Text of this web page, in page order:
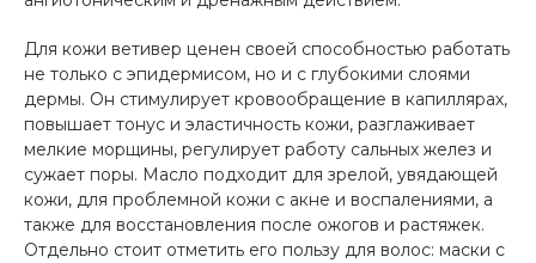
Для кожи ветивер ценен своей способностью работать
не только с эпидермисом, но и с глубокими слоями
дермы. Он стимулирует кровообращение в капиллярах,
повышает тонус и эластичность кожи, разглаживает
мелкие морщины, регулирует работу сальных желез и
сужает поры. Масло подходит для зрелой, увядающей
кожи, для проблемной кожи с акне и воспалениями, а
также для восстановления после ожогов и растяжек.
Отдельно стоит отметить его пользу для волос: маски с